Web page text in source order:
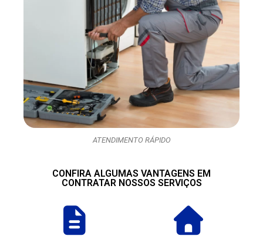
ATENDIMENTO RÁPIDO
CONFIRA ALGUMAS VANTAGENS EM
CONTRATAR NOSSOS SERVIÇOS